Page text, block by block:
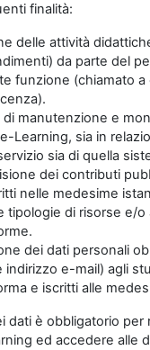
finalità:
delle attività
da parte del
funzione (chiamato a
di manutenzione e
Learning, sia in
sia di quella
dei contributi
nelle medesime
tipologie di risorse e/o
dei dati personali
indirizzo e-mail) agli
e iscritti alle
dati è obbligatorio per
ed accedere alle